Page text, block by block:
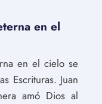
en el
en el cielo se
Escrituras. Juan
amó Dios al